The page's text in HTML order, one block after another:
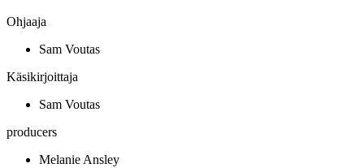
Ohjaaja
Sam Voutas
Käsikirjoittaja
Sam Voutas
producers
Melanie Ansley